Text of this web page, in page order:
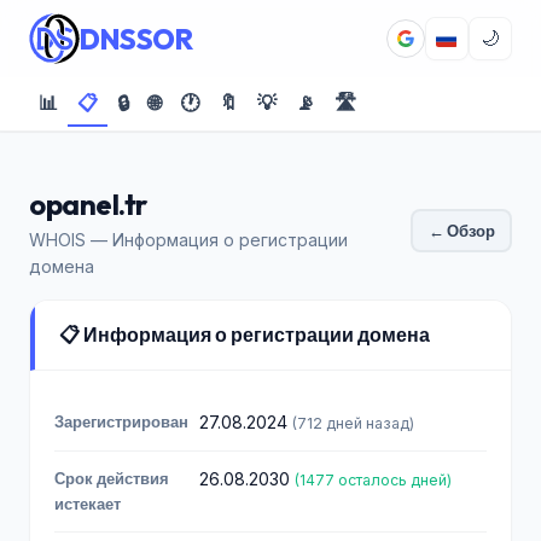
DNSSOR 🌙
📊 📋 🔒 🌐 🕐 🔖 💡 📡 🛣️
opanel.tr
WHOIS — Информация о регистрации
домена
← Обзор
📋 Информация о регистрации домена
Зарегистрирован 27.08.2024 (712 дней назад)
Срок действия
истекает
26.08.2030 (1477 осталось дней)